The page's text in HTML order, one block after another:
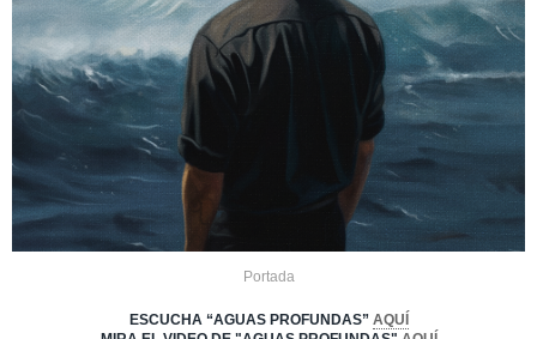
Portada
ESCUCHA “AGUAS PROFUNDAS” AQUÍ